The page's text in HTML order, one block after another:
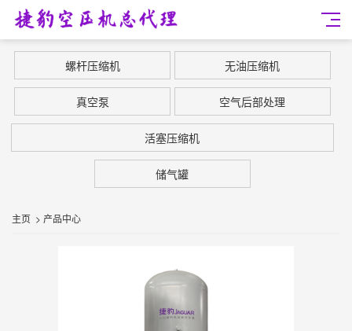
螺杆压缩机 无油压缩机
真空泵 空气后部处理
活塞压缩机
储气罐
主页 > 产品中心